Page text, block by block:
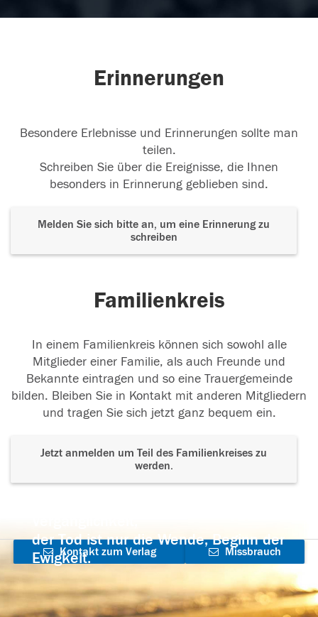
Erinnerungen
Besondere Erlebnisse und Erinnerungen sollte man
teilen.
Schreiben Sie über die Ereignisse, die Ihnen
besonders in Erinnerung geblieben sind.
Melden Sie sich bitte an, um eine Erinnerung zu
schreiben
Familienkreis
In einem Familienkreis können sich sowohl alle
Mitglieder einer Familie, als auch Freunde und
Bekannte eintragen und so eine Trauergemeinde
bilden. Bleiben Sie in Kontakt mit anderen Mitgliedern
und tragen Sie sich jetzt ganz bequem ein.
Jetzt anmelden um Teil des Familienkreises zu
werden.
der Tod ist nur die Wende, Beginn der
Ewigkeit.
Kontakt zum Verlag
aufnehmen
Missbrauch